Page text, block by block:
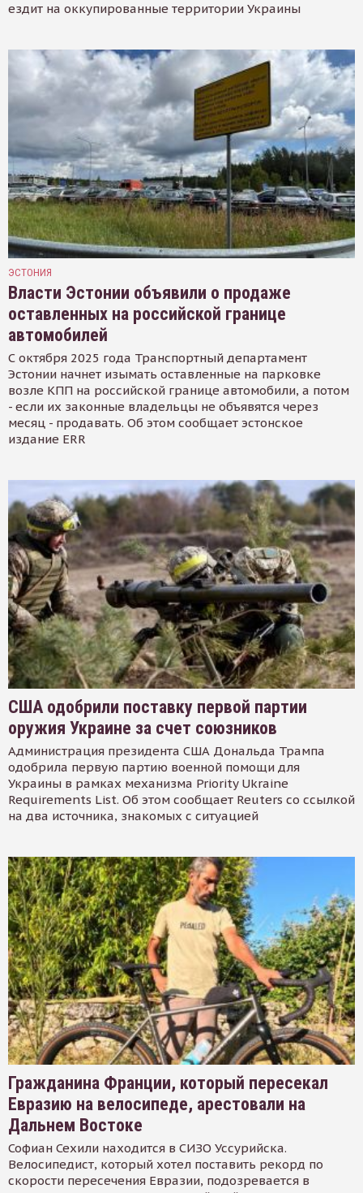
ездит на оккупированные территории Украины
ЭСТОНИЯ
Власти Эстонии объявили о продаже
оставленных на российской границе
автомобилей
С октября 2025 года Транспортный департамент
Эстонии начнет изымать оставленные на парковке
возле КПП на российской границе автомобили, а потом
- если их законные владельцы не объявятся через
месяц - продавать. Об этом сообщает эстонское
издание ERR
США одобрили поставку первой партии
оружия Украине за счет союзников
Администрация президента США Дональда Трампа
одобрила первую партию военной помощи для
Украины в рамках механизма Priority Ukraine
Requirements List. Об этом сообщает Reuters со ссылкой
на два источника, знакомых с ситуацией
Гражданина Франции, который пересекал
Евразию на велосипеде, арестовали на
Дальнем Востоке
Софиан Сехили находится в СИЗО Уссурийска.
Велосипедист, который хотел поставить рекорд по
скорости пересечения Евразии, подозревается в